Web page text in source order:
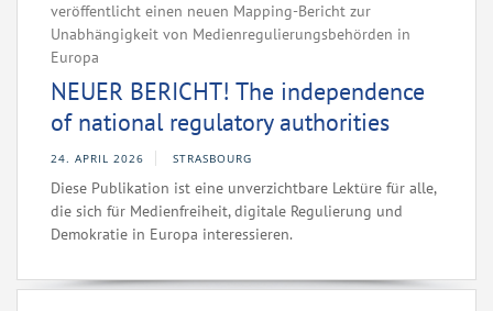
veröffentlicht einen neuen Mapping-Bericht zur
Unabhängigkeit von Medienregulierungsbehörden in
Europa ‌ ‌ ‌ ‌ ‌ ‌ ‌ ‌ ‌ ‌ ‌ ‌ ‌ ‌ ‌ ‌ ‌ ‌ ‌ ‌ ‌ ‌ ‌ ‌ ‌ ‌ ‌ ‌ ‌ ‌ ‌ ‌ ‌ ‌ ‌ ‌ ‌ ‌ ‌ ‌ ‌ ‌ ‌ ‌ ‌ ‌ ‌ ‌ ‌ ‌ ‌
NEUER BERICHT! The independence
of national regulatory authorities
24. APRIL 2026 STRASBOURG
Diese Publikation ist eine unverzichtbare Lektüre für alle,
die sich für Medienfreiheit, digitale Regulierung und
Demokratie in Europa interessieren.